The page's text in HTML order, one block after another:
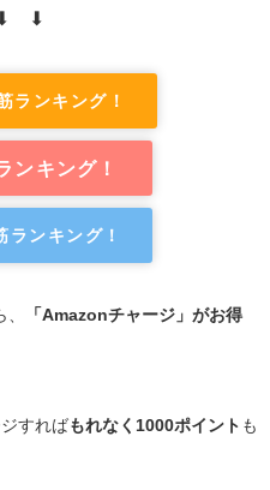
⬇
ランキング！
ンキング！
ンキング！
「Amazonチャージ」がお得
すればもれなく1000ポイント も